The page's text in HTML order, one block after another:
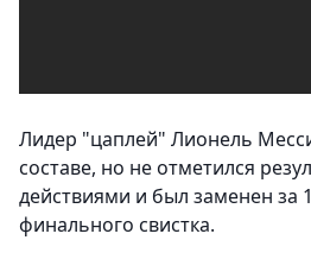
Лидер "цаплей" Лионель
составе, но не отметился
действиями и был заменен за
финального свистка.